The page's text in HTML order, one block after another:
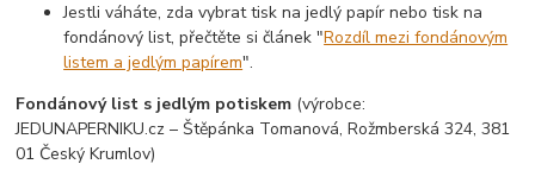
Jestli váháte, zda vybrat tisk na jedlý papír nebo tisk na
fondánový list, přečtěte si článek "Rozdíl mezi fondánovým
listem a jedlým papírem".
Fondánový list s jedlým potiskem (výrobce:
JEDUNAPERNIKU.cz – Štěpánka Tomanová, Rožmberská 324, 381
01 Český Krumlov)